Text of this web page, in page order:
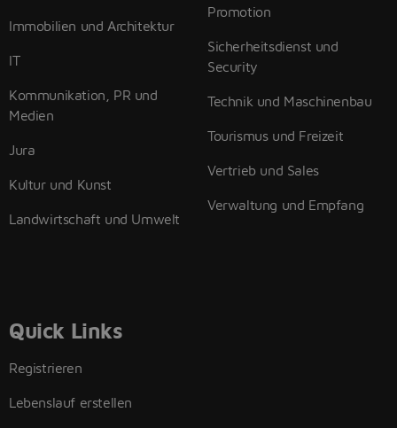
Immobilien und Architektur
IT
Kommunikation, PR und
Medien
Jura
Kultur und Kunst
Landwirtschaft und Umwelt
Promotion
Sicherheitsdienst und
Security
Technik und Maschinenbau
Tourismus und Freizeit
Vertrieb und Sales
Verwaltung und Empfang
Quick Links
Registrieren
Lebenslauf erstellen